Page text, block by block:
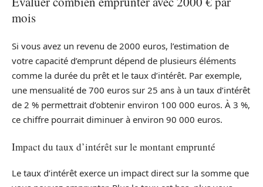
mois
Si vous avez un revenu de 2000 euros, l’estimation de
votre capacité d’emprunt dépend de plusieurs éléments
comme la durée du prêt et le taux d’intérêt. Par exemple,
une mensualité de 700 euros sur 25 ans à un taux d’intérêt
de 2 % permettrait d’obtenir environ 100 000 euros. À 3 %,
ce chiffre pourrait diminuer à environ 90 000 euros.
Impact du taux d’intérêt sur le montant emprunté
Le taux d’intérêt exerce un impact direct sur la somme que